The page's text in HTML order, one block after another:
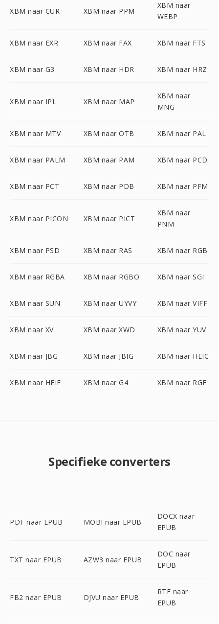
XBM naar CUR XBM naar PPM
XBM naar
WEBP
XBM naar EXR XBM naar FAX XBM naar FTS
XBM naar G3 XBM naar HDR XBM naar HRZ
XBM naar IPL XBM naar MAP
XBM naar
MNG
XBM naar MTV XBM naar OTB XBM naar PAL
XBM naar PALM XBM naar PAM XBM naar PCD
XBM naar PCT XBM naar PDB XBM naar PFM
XBM naar PICON XBM naar PICT
XBM naar
PNM
XBM naar PSD XBM naar RAS XBM naar RGB
XBM naar RGBA XBM naar RGBO XBM naar SGI
XBM naar SUN XBM naar UYVY XBM naar VIFF
XBM naar XV XBM naar XWD XBM naar YUV
XBM naar JBG XBM naar JBIG XBM naar HEIC
XBM naar HEIF XBM naar G4 XBM naar RGF
Specifieke converters
PDF naar EPUB MOBI naar EPUB
DOCX naar
EPUB
TXT naar EPUB AZW3 naar EPUB
DOC naar
EPUB
FB2 naar EPUB DJVU naar EPUB
RTF naar
EPUB